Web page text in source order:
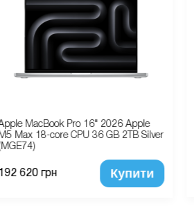
MacBook Pro 16" 2026 Apple
M5 Max 18-core CPU 36 GB 2TB Silver
192 620 грн Купити